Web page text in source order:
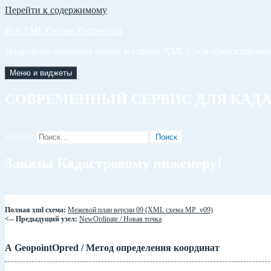
Перейти к содержимому
Меню и виджеты
Полная xml схема: Межевой план версии 09 (XML схема MP_v09)
<-- Предыдущий узел: NewOrdinate / Новая точка
А GeopointOpred / Метод определения координат